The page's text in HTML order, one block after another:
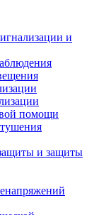
и
помощи
и защиты